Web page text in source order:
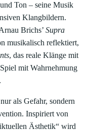
Ton – seine Musik
Klangbildern.
Brichs’ Supra
musikalisch reflektiert,
, das reale Klänge mit
mit Wahrnehmung
als Gefahr, sondern
Inspiriert von
Ästhetik“ wird